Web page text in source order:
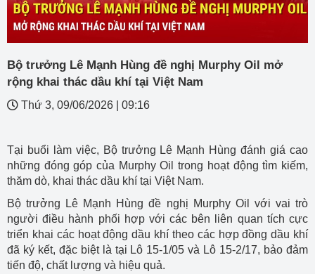
Bộ trưởng Lê Mạnh Hùng đề nghị Murphy Oil mở
rộng khai thác dầu khí tại Việt Nam
Thứ 3, 09/06/2026 09:16
Tại buổi làm việc, Bộ trưởng Lê Mạnh Hùng đánh giá cao
những đóng góp của Murphy Oil trong hoạt động tìm kiếm,
thăm dò, khai thác dầu khí tại Việt Nam.
Bộ trưởng Lê Mạnh Hùng đề nghị Murphy Oil với vai trò
người điều hành phối hợp với các bên liên quan tích cực
triển khai các hoạt động dầu khí theo các hợp đồng dầu khí
đã ký kết, đặc biệt là tại Lô 15-1/05 và Lô 15-2/17, bảo đảm
tiến độ, chất lượng và hiệu quả.